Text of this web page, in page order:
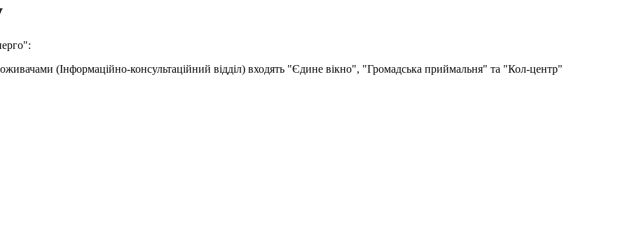
(Інформаційно-консультаційний відділ) входять "Єдине вікно", "Громадська приймальня" та "Кол-центр"